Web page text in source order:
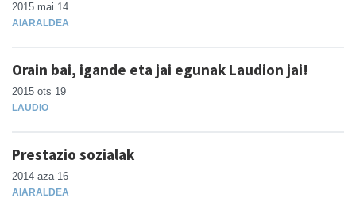
2015 mai 14
AIARALDEA
Orain bai, igande eta jai egunak Laudion jai!
2015 ots 19
LAUDIO
Prestazio sozialak
2014 aza 16
AIARALDEA